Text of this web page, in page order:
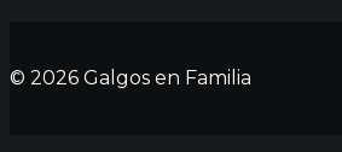
© 2026 Galgos en Familia